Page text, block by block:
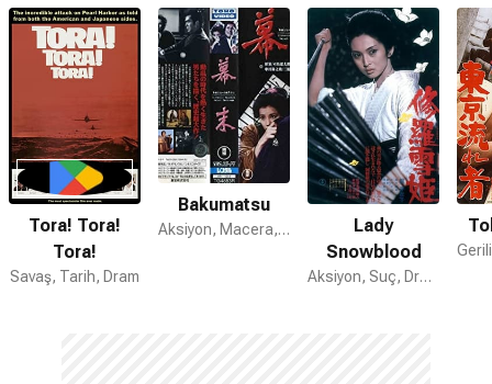
Tora! Tora!
Tora!
Savaş, Tarih, Dram
Bakumatsu
Aksiyon, Macera, Dram
Lady
Snowblood
Aksiyon, Suç, Dram